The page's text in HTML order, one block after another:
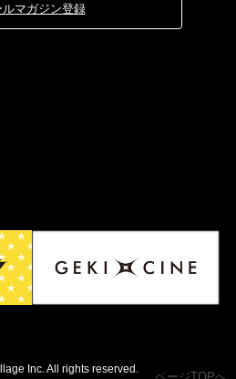
ルマガジン登録
Inc. All rights reserved.